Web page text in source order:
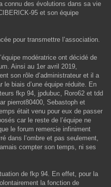
connu des évolutions dans sa vie
95 et son équipe
pour transmettre l’association.
modératrice ont décidé de
Ainsi au 1er avril 2019,
son rôle d’administrateur et il a
biais d’une équipe réduite. En
fkp 94, jpdubuc, Roro62 et tdd
pierrot80400, Sebastoph et
était venu pour eux de passer
car le reste de l’équipe ne
le forum remercie infiniment
dans l’ombre et pas seulement,
compter son temps, ni ses
de fkp 94. En effet, pour la
la fonction de